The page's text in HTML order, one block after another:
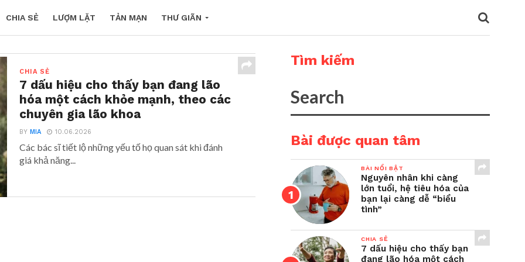
CHIA SẺ LƯỢM LẶT TẢN MẠN THƯ GIÃN
CHIA SẺ
7 dấu hiệu cho thấy bạn đang lão
hóa một cách khỏe mạnh, theo các
chuyên gia lão khoa
BYMIA 10.06.2026
Các bác sĩ tiết lộ những yếu tố họ quan sát khi đánh
giá khả năng...
Tìm kiếm
Bài được quan tâm
BÀI NỔI BẬT
Nguyên nhân khi càng
lớn tuổi, hệ tiêu hóa của
bạn lại càng dễ “biểu
tình”
CHIA SẺ
7 dấu hiệu cho thấy bạn
đang lão hóa một cách